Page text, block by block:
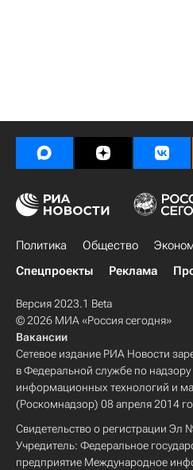
Политика Общество
Спецпроекты
Реклама
Версия 2023.1 Beta
© 2026 МИА «Россия сегодня»
Вакансии
Сетевое издание РИА Новости
в Федеральной службе по надзору
информационных технологий и
(Роскомнадзор) 08 апреля 2014
Свидетельство о регистрации
Учредитель: Федеральное
предприятие Международное